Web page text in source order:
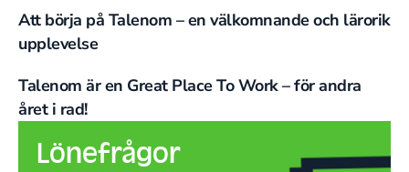
Att börja på Talenom – en välkomnande och lärorik
upplevelse
Talenom är en Great Place To Work – för andra
året i rad!
Lönefrågor